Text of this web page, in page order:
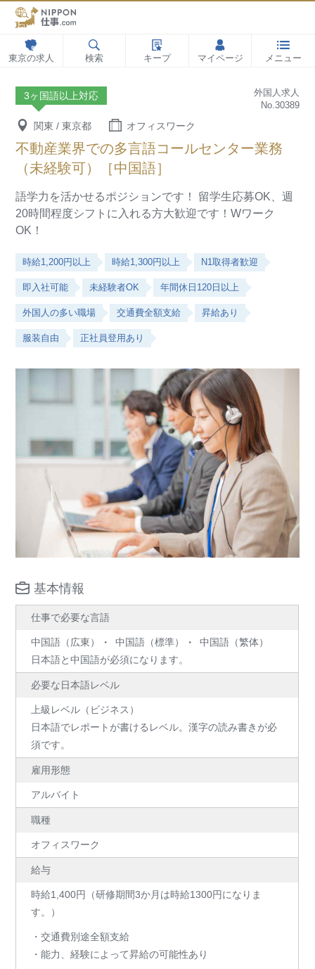
東京の求人 検索 キープ マイページ メニュー
3ヶ国語以上対応
外国人求人
No.30389
関東 / 東京都 オフィスワーク
不動産業界での多言語コールセンター業務
（未経験可）［中国語］
語学力を活かせるポジションです！
留学生応募OK、週
20時間程度シフトに入れる方大歓迎です！Wワーク
OK！
時給1,200円以上 時給1,300円以上 N1取得者歓迎
即入社可能 未経験者OK 年間休日120日以上
外国人の多い職場 交通費全額支給 昇給あり
服装自由 正社員登用あり
基本情報
仕事で必要な言語
中国語（広東） 中国語（標準）
中国語（繁体）
日本語と中国語が必須になります。
必要な日本語レベル
上級レベル（ビジネス）
日本語でレポートが書けるレベル。漢字の読み書きが必
須です。
雇用形態
アルバイト
職種
オフィスワーク
給与
時給1,400円（研修期間3か月は時給1300円になりま
す。）
・交通費別途全額支給
・能力、経験によって昇給の可能性あり